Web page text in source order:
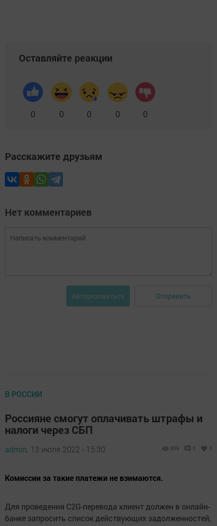
Оставляйте реакции
0 0 0 0 0
Расскажите друзьям
Нет комментариев
Авторизоваться Отправить
В РОССИИ
Россияне смогут оплачивать штрафы и
налоги через СБП
admin, 13 июля 2022 - 15:30 839 0 0
Комиссии за такие платежи не взимаются.
Для проведения C2G-перевода клиент должен в онлайн-
банке запросить список действующих задолженностей,